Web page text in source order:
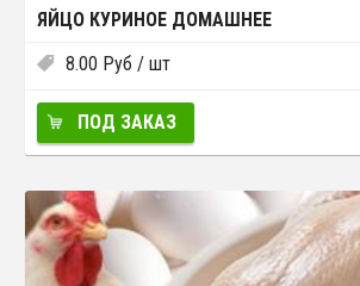
ЯЙЦО КУРИНОЕ ДОМАШНЕЕ
8.00 Руб / шт
ПОД ЗАКАЗ